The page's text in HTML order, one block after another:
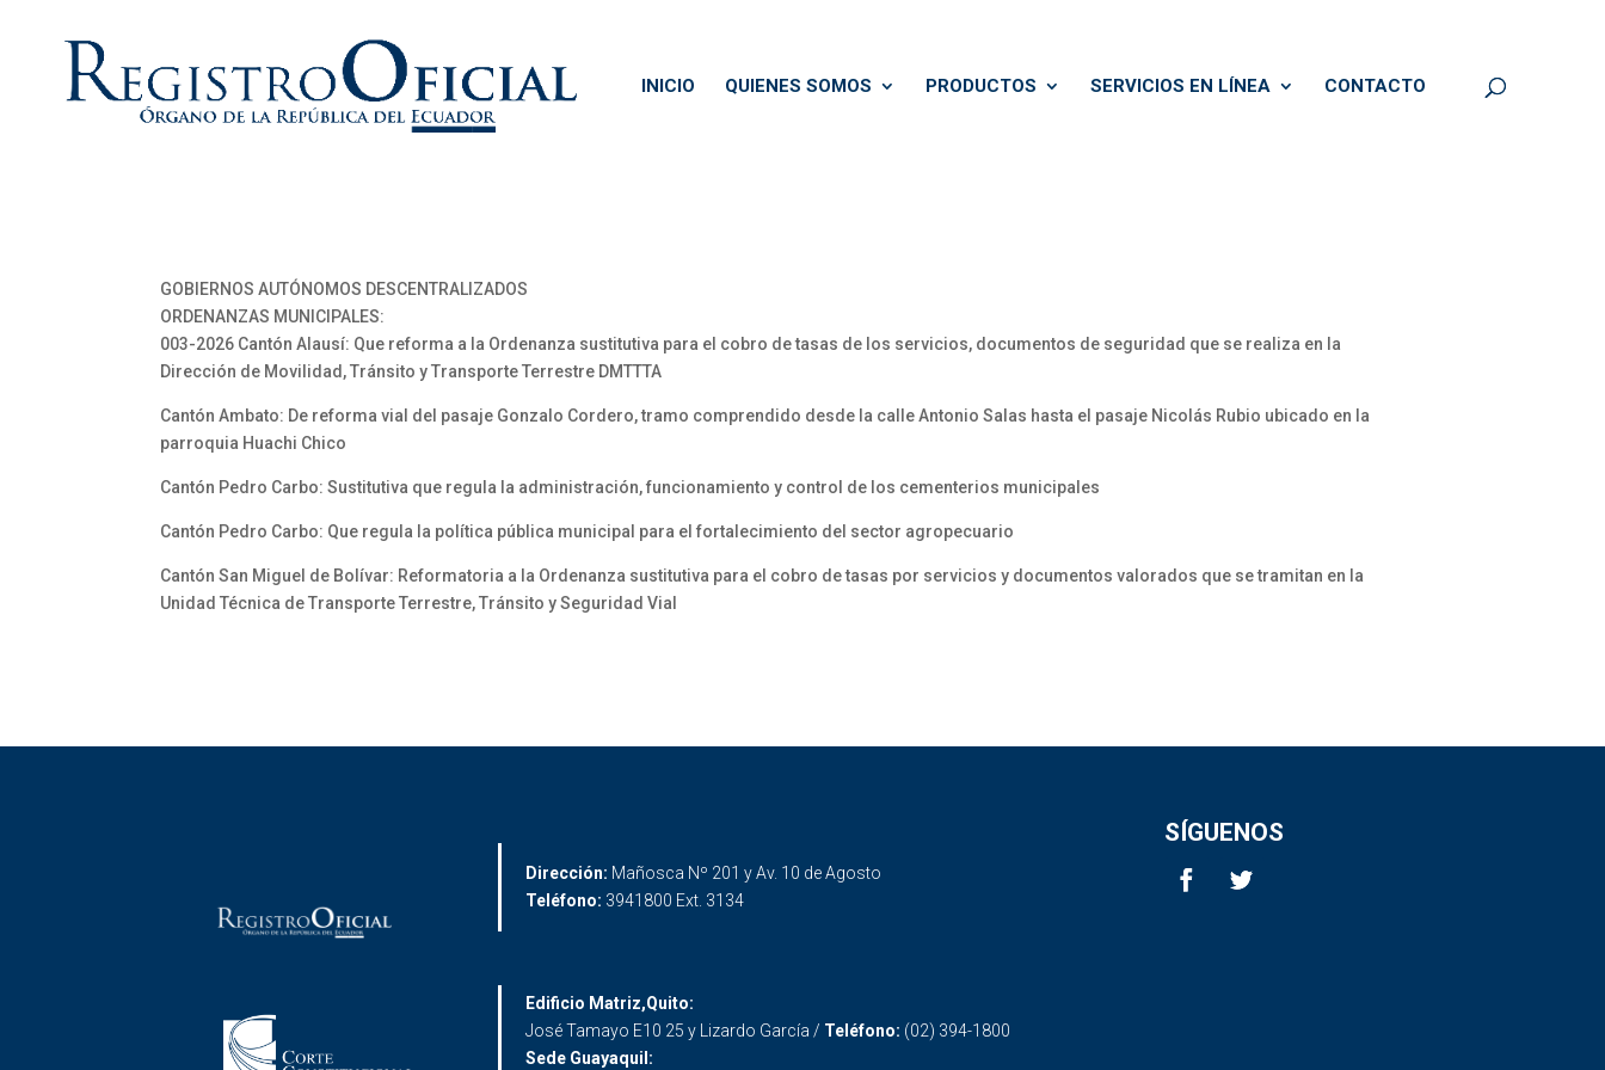
INICIO QUIENES SOMOS PRODUCTOS SERVICIOS EN LÍNEA CONTACTO
GOBIERNOS AUTÓNOMOS DESCENTRALIZADOS
ORDENANZAS MUNICIPALES:
003-2026 Cantón Alausí: Que reforma a la Ordenanza sustitutiva para el cobro de tasas de los servicios, documentos de seguridad que se realiza en la
Dirección de Movilidad, Tránsito y Transporte Terrestre DMTTTA
Cantón Ambato: De reforma vial del pasaje Gonzalo Cordero, tramo comprendido desde la calle Antonio Salas hasta el pasaje Nicolás Rubio ubicado en la
parroquia Huachi Chico
Cantón Pedro Carbo: Sustitutiva que regula la administración, funcionamiento y control de los cementerios municipales
Cantón Pedro Carbo: Que regula la política pública municipal para el fortalecimiento del sector agropecuario
Cantón San Miguel de Bolívar: Reformatoria a la Ordenanza sustitutiva para el cobro de tasas por servicios y documentos valorados que se tramitan en la
Unidad Técnica de Transporte Terrestre, Tránsito y Seguridad Vial
Dirección: Mañosca Nº 201 y Av. 10 de Agosto
Teléfono: 3941800 Ext. 3134
SÍGUENOS
Edificio Matriz,Quito:
José Tamayo E10 25 y Lizardo García / Teléfono: (02) 394-1800
Sede Guayaquil: